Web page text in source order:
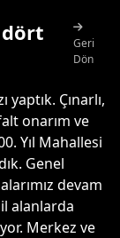
dört
Geri
Dön
Çınarlı,
onarım ve
Yıl Mahallesi
Genel
devam
alanlarda
Merkez ve